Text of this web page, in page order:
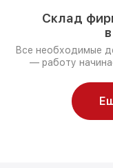
Склад
Все необходимые
— работу